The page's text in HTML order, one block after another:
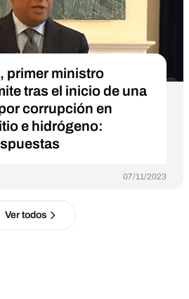
primer ministro
tras el inicio de una
corrupción en
e hidrógeno:
07/11/2023
Ver todos